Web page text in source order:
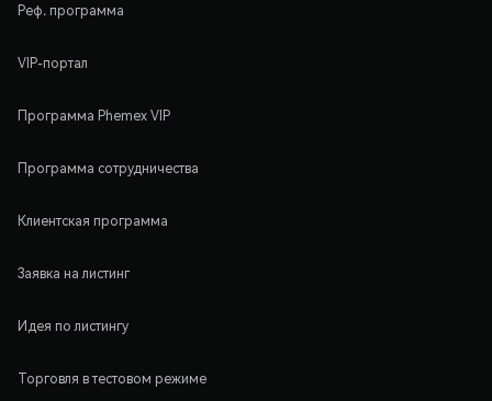
Реф. программа
VIP-портал
Программа Phemex VIP
Программа сотрудничества
Клиентская программа
Заявка на листинг
Идея по листингу
Торговля в тестовом режиме